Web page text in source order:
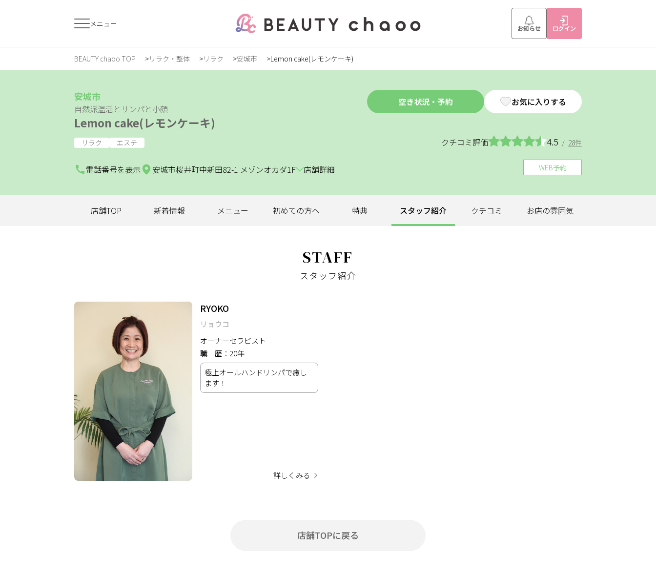
メニュー お知らせ ログイン
すでに会員の方 はじめてご利用の方
ジャンルで探す
ネイル・まつげ エステ
スクール・
トレーニング
お知らせ
掲載の申込み
BEAUTY chaoo TOP リラク・整体 リラク 安城市 Lemon cake(レモンケーキ)
安城市
自然派温活とリンパと小顔
Lemon cake(レモンケーキ)
リラク エステ
空き状況・予約 お気に入りする
クチコミ評価 4.5 / 28件
電話番号を表示 安城市桜井町中新田82-1 メゾンオカダ1F 店舗詳細 WEB予約
店舗TOP 新着情報 メニュー 初めての方へ 特典 スタッフ紹介 クチコミ お店の雰囲気
STAFF
スタッフ紹介
RYOKO
リョウコ
オーナーセラピスト
職歴
20年
極上オールハンドリンパで癒し
ます！
詳しくみる
店舗TOPに戻る